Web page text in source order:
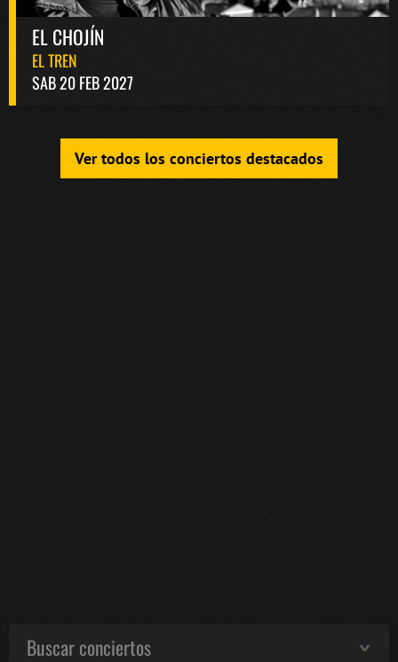
EL CHOJÍN
EL TREN
SAB 20 FEB 2027
Ver todos los conciertos destacados
Buscar conciertos